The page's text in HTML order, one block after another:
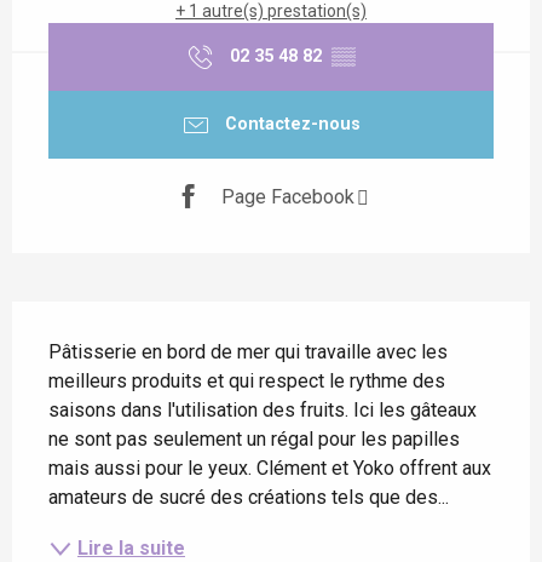
+ 1 autre(s) prestation(s)
02 35 48 82 ▒▒
Contactez-nous
Page Facebook
Pâtisserie en bord de mer qui travaille avec les
meilleurs produits et qui respect le rythme des
saisons dans l'utilisation des fruits. Ici les gâteaux
ne sont pas seulement un régal pour les papilles
mais aussi pour le yeux. Clément et Yoko offrent aux
amateurs de sucré des créations tels que des...
Lire la suite